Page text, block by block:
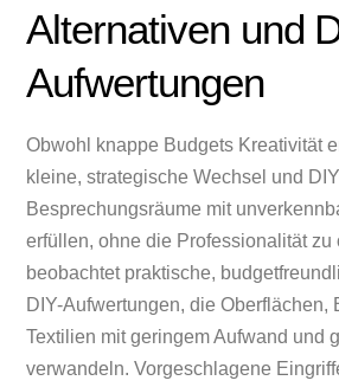
Alternativen und
Aufwertungen
Obwohl knappe Budgets Kreativität
kleine, strategische Wechsel und
Besprechungsräume mit
erfüllen, ohne die Professionalität zu
beobachtet praktische,
DIY-Aufwertungen, die Oberflächen,
Textilien mit geringem Aufwand und
verwandeln. Vorgeschlagene